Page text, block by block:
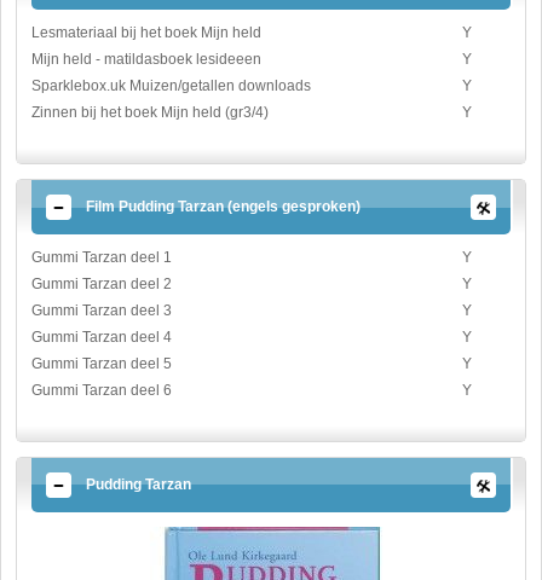
Lesmateriaal bij het boek Mijn held
Y
Mijn held - matildasboek lesideeen
Y
Sparklebox.uk Muizen/getallen downloads
Y
Zinnen bij het boek Mijn held (gr3/4)
Y
Film Pudding Tarzan (engels gesproken)
Gummi Tarzan deel 1
Y
Gummi Tarzan deel 2
Y
Gummi Tarzan deel 3
Y
Gummi Tarzan deel 4
Y
Gummi Tarzan deel 5
Y
Gummi Tarzan deel 6
Y
Pudding Tarzan